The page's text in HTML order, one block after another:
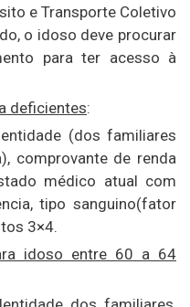
e Transporte Coletivo
o idoso deve procurar
para ter acesso à
deficientes:
(dos familiares
comprovante de renda
médico atual com
tipo sanguino(fator
3×4.
idoso entre 60 a 64